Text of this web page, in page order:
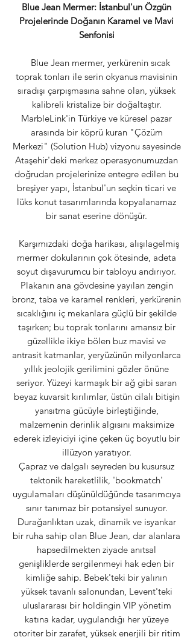
Blue Jean Mermer: İstanbul'un Özgün
Projelerinde Doğanın Karamel ve Mavi
Senfonisi
Blue Jean mermer, yerkürenin sıcak
toprak tonları ile serin okyanus mavisinin
sıradışı çarpışmasına sahne olan, yüksek
kalibreli kristalize bir doğaltaştır.
MarbleLink'in Türkiye ve küresel pazar
arasında bir köprü kuran "Çözüm
Merkezi" (Solution Hub) vizyonu sayesinde
Ataşehir'deki merkez operasyonumuzdan
doğrudan projelerinize entegre edilen bu
breşiyer yapı, İstanbul'un seçkin ticari ve
lüks konut tasarımlarında kopyalanamaz
bir sanat eserine dönüşür.
Karşımızdaki doğa harikası, alışılagelmiş
mermer dokularının çok ötesinde, adeta
soyut dışavurumcu bir tabloyu andırıyor.
Plakanın ana gövdesine yayılan zengin
bronz, taba ve karamel renkleri, yerkürenin
sıcaklığını iç mekanlara güçlü bir şekilde
taşırken; bu toprak tonlarını amansız bir
güzellikle ikiye bölen buz mavisi ve
antrasit katmanlar, yeryüzünün milyonlarca
yıllık jeolojik gerilimini gözler önüne
seriyor. Yüzeyi karmaşık bir ağ gibi saran
beyaz kuvarsit kırılımlar, üstün cilalı bitişin
yansıtma gücüyle birleştiğinde,
malzemenin derinlik algısını maksimize
ederek izleyiciyi içine çeken üç boyutlu bir
illüzyon yaratıyor.
Çapraz ve dalgalı seyreden bu kusursuz
tektonik hareketlilik, 'bookmatch'
uygulamaları düşünüldüğünde tasarımcıya
sınır tanımaz bir potansiyel sunuyor.
Durağanlıktan uzak, dinamik ve isyankar
bir ruha sahip olan Blue Jean, dar alanlara
hapsedilmekten ziyade anıtsal
genişliklerde sergilenmeyi hak eden bir
kimliğe sahip. Bebek'teki bir yalının
yüksek tavanlı salonundan, Levent'teki
uluslararası bir holdingin VIP yönetim
katına kadar, uygulandığı her yüzeye
otoriter bir zarafet, yüksek enerjili bir ritim